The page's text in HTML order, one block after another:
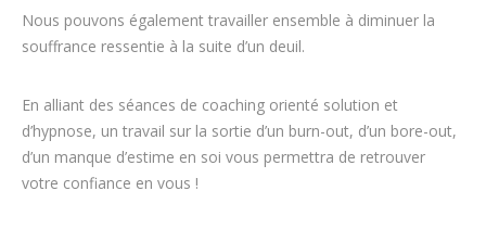
Nous pouvons également travailler ensemble à diminuer la
souffrance ressentie à la suite d’un deuil.
En alliant des séances de coaching orienté solution et
d’hypnose, un travail sur la sortie d’un burn-out, d’un bore-out,
d’un manque d’estime en soi vous permettra de retrouver
votre confiance en vous !